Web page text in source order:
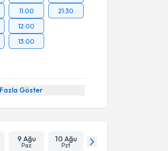
11:00
12:00
13:00
21:30
Göster
9 Ağu
Paz
10 Ağu
Pzt